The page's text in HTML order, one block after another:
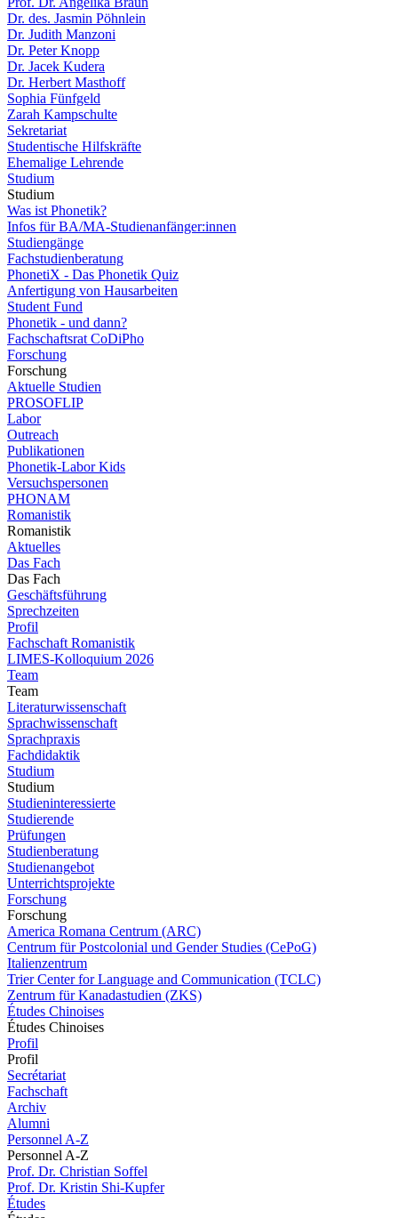
Dr. des. Jasmin Pöhnlein
Dr. Judith Manzoni
Dr. Peter Knopp
Dr. Jacek Kudera
Dr. Herbert Masthoff
Sophia Fünfgeld
Zarah Kampschulte
Sekretariat
Studentische Hilfskräfte
Ehemalige Lehrende
Studium
Studium
Was ist Phonetik?
Infos für BA/MA-Studienanfänger:innen
Studiengänge
Fachstudienberatung
PhonetiX - Das Phonetik Quiz
Anfertigung von Hausarbeiten
Student Fund
Phonetik - und dann?
Fachschaftsrat CoDiPho
Forschung
Forschung
Aktuelle Studien
PROSOFLIP
Labor
Outreach
Publikationen
Phonetik-Labor Kids
Versuchspersonen
PHONAM
Romanistik
Romanistik
Aktuelles
Das Fach
Das Fach
Geschäftsführung
Sprechzeiten
Profil
Fachschaft Romanistik
LIMES-Kolloquium 2026
Team
Team
Literaturwissenschaft
Sprachwissenschaft
Sprachpraxis
Fachdidaktik
Studium
Studium
Studieninteressierte
Studierende
Prüfungen
Studienberatung
Studienangebot
Unterrichtsprojekte
Forschung
Forschung
America Romana Centrum (ARC)
Centrum für Postcolonial und Gender Studies (CePoG)
Italienzentrum
Trier Center for Language and Communication (TCLC)
Zentrum für Kanadastudien (ZKS)
Études Chinoises
Études Chinoises
Profil
Profil
Secrétariat
Fachschaft
Archiv
Alumni
Personnel A-Z
Personnel A-Z
Prof. Dr. Christian Soffel
Prof. Dr. Kristin Shi-Kupfer
Études